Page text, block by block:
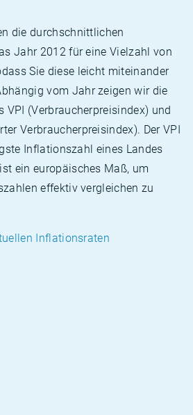
die durchschnittlichen
Jahr 2012 für eine Vielzahl von
Sie diese leicht miteinander
vom Jahr zeigen wir die
VPI (Verbraucherpreisindex) und
Verbraucherpreisindex). Der VPI
Inflationszahl eines Landes
ein europäisches Maß, um
effektiv vergleichen zu
Inflationsraten